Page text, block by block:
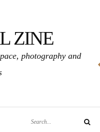
ZINE
photography and
Search